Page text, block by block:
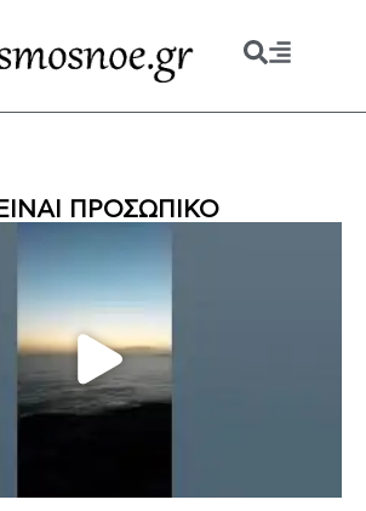
ΠΡΟΣΩΠΙΚΟ